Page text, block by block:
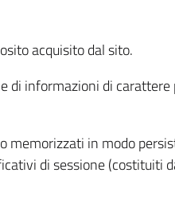
acquisito dal sito.
di informazioni di
memorizzati in modo
di sessione (costituiti